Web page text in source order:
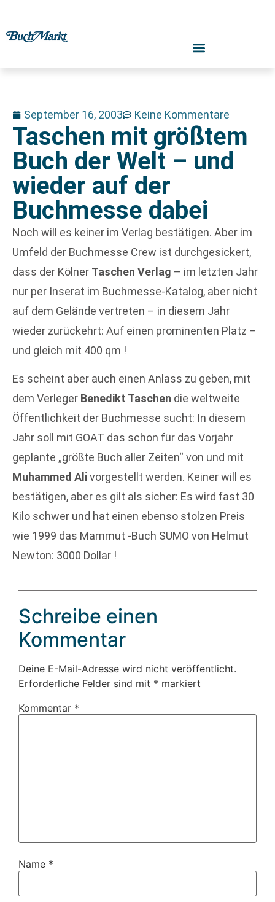
September 16, 2003 Keine Kommentare
Taschen mit größtem
Buch der Welt – und
wieder auf der
Buchmesse dabei
Noch will es keiner im Verlag bestätigen. Aber im
Umfeld der Buchmesse Crew ist durchgesickert,
dass der Kölner Taschen Verlag – im letzten Jahr
nur per Inserat im Buchmesse-Katalog, aber nicht
auf dem Gelände vertreten – in diesem Jahr
wieder zurückehrt: Auf einen prominenten Platz –
und gleich mit 400 qm !
Es scheint aber auch einen Anlass zu geben, mit
dem Verleger Benedikt Taschen die weltweite
Öffentlichkeit der Buchmesse sucht: In diesem
Jahr soll mit GOAT das schon für das Vorjahr
geplante „größte Buch aller Zeiten“ von und mit
Muhammed Alivorgestellt werden. Keiner will es
bestätigen, aber es gilt als sicher: Es wird fast 30
Kilo schwer und hat einen ebenso stolzen Preis
wie 1999 das Mammut -Buch SUMO von Helmut
Newton: 3000 Dollar !
Schreibe einen
Kommentar
Deine E-Mail-Adresse wird nicht veröffentlicht.
Erforderliche Felder sind mit * markiert
Kommentar *
Name *